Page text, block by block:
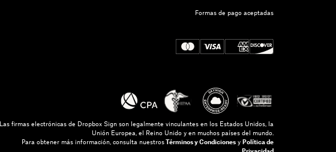
Formas de pago aceptadas
Las firmas electrónicas de Dropbox Sign son legalmente vinculantes en los Estados Unidos, la
Unión Europea, el Reino Unido y en muchos países del mundo.
Para obtener más información, consulta nuestros Términos y Condiciones y Política de